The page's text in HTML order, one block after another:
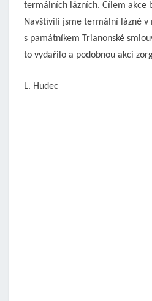
termálních lázních. Cílem akce
Navštívili jsme termální lázně v
s památníkem Trianonské
to vydařilo a podobnou akci
L. Hudec